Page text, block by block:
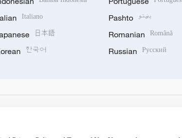
Italiano
日本語
한국어
Pashto پښتو
Romanian Română
Russian Русский